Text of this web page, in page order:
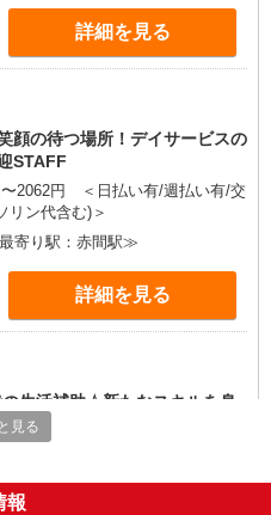
詳細を見る
顔の待つ場所！デイサービスの
STAFF
〜2062円 ＜日払い有/週払い有/交
リン代含む)＞
寄り駅：赤間駅≫
詳細を見る
生活補助☆新たなスキルを身
く♪
寄り駅：赤間駅≫
見る
報